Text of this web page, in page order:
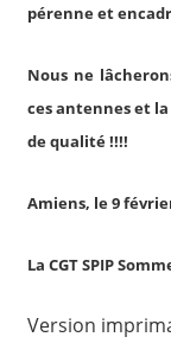
pérenne et
Nous ne
ces antennes et
de qualité !!!!
Amiens, le 9
La CGT SPIP
Version